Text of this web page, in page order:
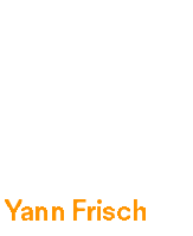
Yann Frisch